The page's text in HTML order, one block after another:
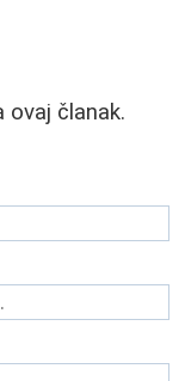
ovaj članak.